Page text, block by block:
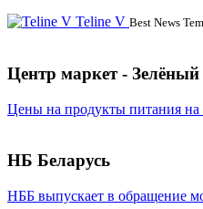
Teline V Best News
Центр маркет -
Цены на продукты питания
НБ Беларусь
НББ выпускает в обращение